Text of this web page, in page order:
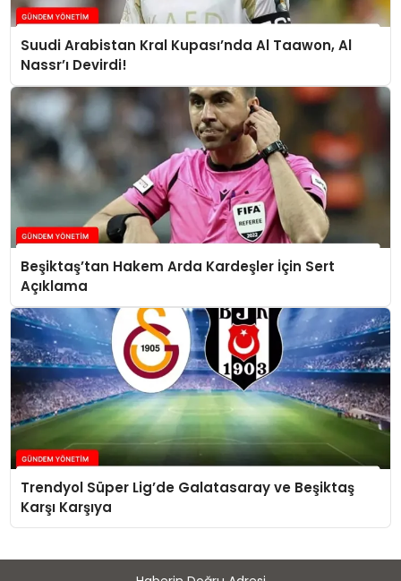
Suudi Arabistan Kral Kupası’nda Al Taawon, Al
Nassr’ı Devirdi!
Beşiktaş’tan Hakem Arda Kardeşler İçin Sert
Açıklama
Trendyol Süper Lig’de Galatasaray ve Beşiktaş
Karşı Karşıya